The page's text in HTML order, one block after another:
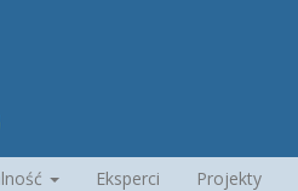
Eksperci Projekty